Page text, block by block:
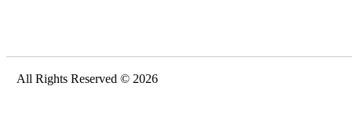
All Rights Reserved © 2026